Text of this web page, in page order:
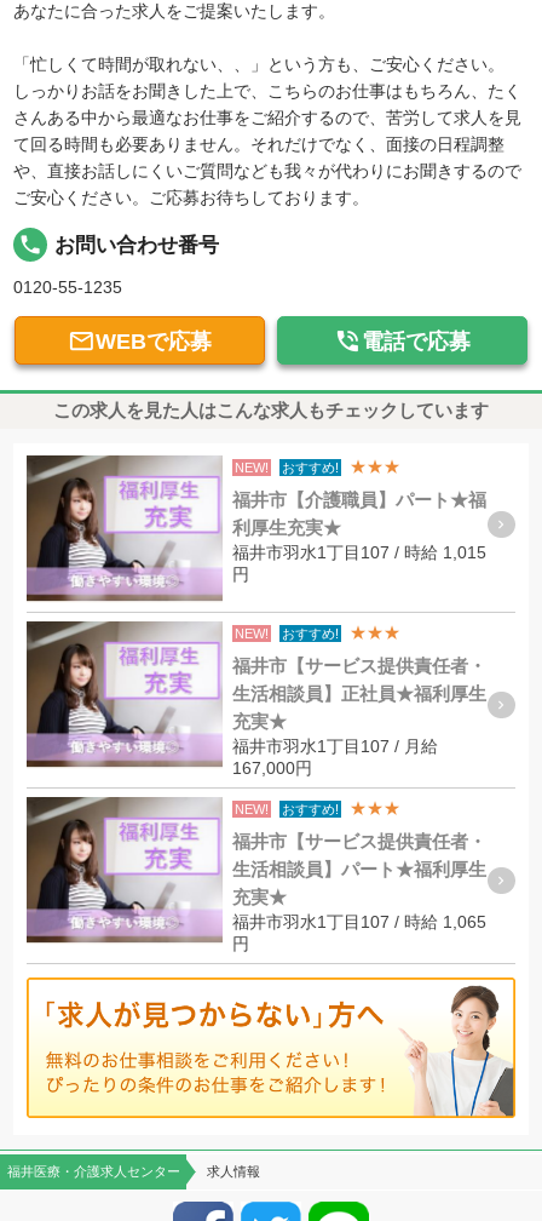
あなたに合った求人をご提案いたします。
「忙しくて時間が取れない、、」という方も、ご安心ください。
しっかりお話をお聞きした上で、こちらのお仕事はもちろん、たく
さんある中から最適なお仕事をご紹介するので、苦労して求人を見
て回る時間も必要ありません。それだけでなく、面接の日程調整
や、直接お話しにくいご質問なども我々が代わりにお聞きするので
ご安心ください。ご応募お待ちしております。
local_phone お問い合わせ番号
0120-55-1235
WEBで応募  電話で応募
この求人を見た人はこんな求人もチェックしています
NEW! おすすめ! ★★★
福井市【介護職員】パート★福
利厚生充実★
福井市羽水1丁目107 / 時給 1,015
円
NEW! おすすめ! ★★★
福井市【サービス提供責任者・
生活相談員】正社員★福利厚生
充実★
福井市羽水1丁目107 / 月給
167,000円
NEW! おすすめ! ★★★
福井市【サービス提供責任者・
生活相談員】パート★福利厚生
充実★
福井市羽水1丁目107 / 時給 1,065
円
福井医療・介護求人センター 求人情報